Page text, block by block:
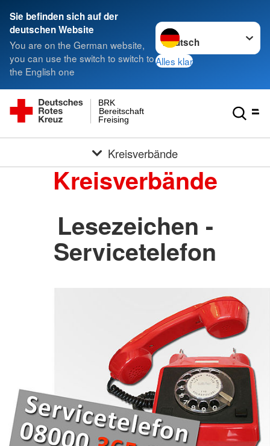
Sie befinden sich auf der
deutschen Website
You are on the German website,
you can use the switch to switch to
the English one
Sprache wechseln zu
Alles klar
Freising
Bereitschaft
BRK
Kreisverbände
Kreisverbände
Lesezeichen -
Servicetelefon